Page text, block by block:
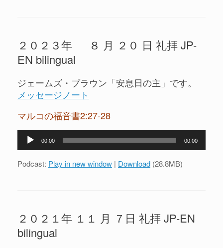
２０２３年 ８ 月 ２０ 日 礼拝 JP-
EN bilingual
ジェームズ・ブラウン「安息日の主」です。
メッセージノート
マルコの福音書2:27-28
プ
00:00 00:00
Podcast: Play in new window | Download (28.8MB)
２０２１年 １１ 月 ７日 礼拝 JP-EN
bilingual